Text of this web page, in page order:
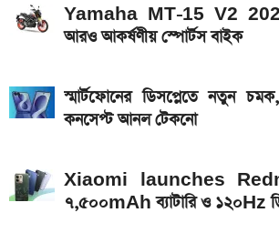
ও 4G
iQOO Z11-এ থাকছে ৬.৮৩ ইঞ্চির
Bajaj Pulsar N160 S: দাম, ইঞ্জিন,
আজকের সকল দেশের টাকার রেট: ০৯
২ লাখ টাকার মধ্যে বাংলাদেশে ৫টি ১২৫
Yamaha MT-15 V2
আরও আকর্ষণীয় স্পোর্টস বাইক
স্মার্টফোনের ডিসপ্লেতে নতুন
কনসেপ্ট আনল টেকনো
Xiaomi launches
৭,৫০০mAh ব্যাটারি ও ১২০Hz